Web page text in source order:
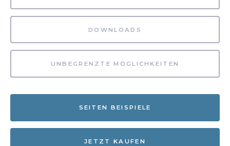
DOWNLOADS
UNBEGRENZTE MÖGLICHKEITEN
SEITEN BEISPIELE
JETZT KAUFEN